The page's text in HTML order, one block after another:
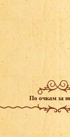
По очкам за